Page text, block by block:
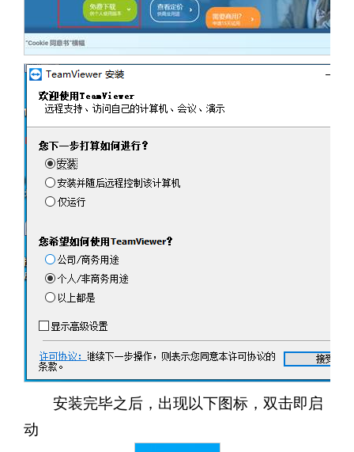
安装完毕之后，出现以下图标，双击即启
动